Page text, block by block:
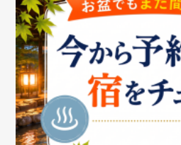
ご利用中の方
お問い合わせ消費税の表示 ウェブア
個人情報保護ポリシープライバシー
特定商取引法に基づく表記情報セキ
商標についてBIGLOBEトップ